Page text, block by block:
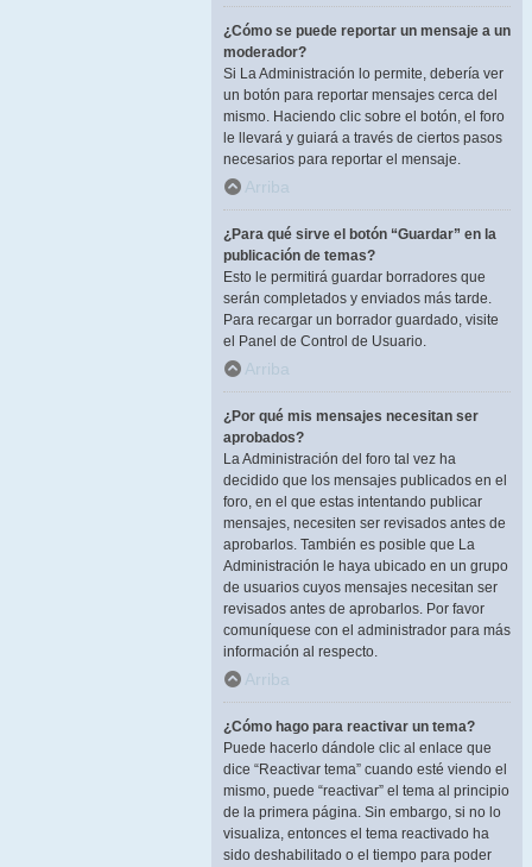
¿Cómo se puede reportar un mensaje a un
moderador?
Si La Administración lo permite, debería ver
un botón para reportar mensajes cerca del
mismo. Haciendo clic sobre el botón, el foro
le llevará y guiará a través de ciertos pasos
necesarios para reportar el mensaje.
Arriba
¿Para qué sirve el botón “Guardar” en la
publicación de temas?
Esto le permitirá guardar borradores que
serán completados y enviados más tarde.
Para recargar un borrador guardado, visite
el Panel de Control de Usuario.
Arriba
¿Por qué mis mensajes necesitan ser
aprobados?
La Administración del foro tal vez ha
decidido que los mensajes publicados en el
foro, en el que estas intentando publicar
mensajes, necesiten ser revisados antes de
aprobarlos. También es posible que La
Administración le haya ubicado en un grupo
de usuarios cuyos mensajes necesitan ser
revisados antes de aprobarlos. Por favor
comuníquese con el administrador para más
información al respecto.
Arriba
¿Cómo hago para reactivar un tema?
Puede hacerlo dándole clic al enlace que
dice “Reactivar tema” cuando esté viendo el
mismo, puede “reactivar” el tema al principio
de la primera página. Sin embargo, si no lo
visualiza, entonces el tema reactivado ha
sido deshabilitado o el tiempo para poder